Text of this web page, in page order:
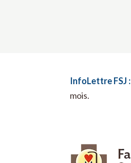
InfoLettre FSJ :
mois.